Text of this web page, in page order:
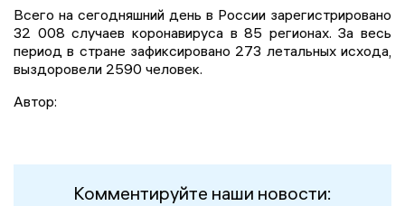
Всего на сегодняшний день в России зарегистрировано
32 008 случаев коронавируса в 85 регионах. За весь
период в стране зафиксировано 273 летальных исхода,
выздоровели 2590 человек.
Автор:
Комментируйте наши новости: